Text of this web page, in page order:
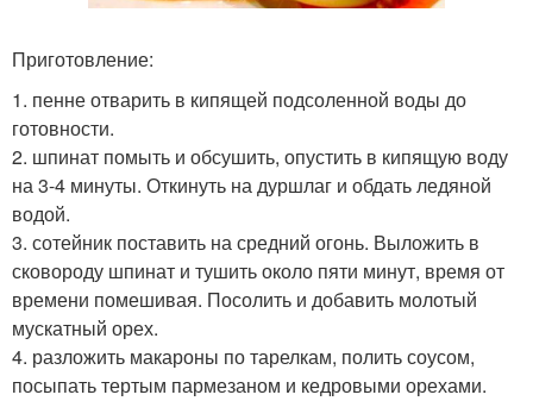
Приготовление:
1. пенне отварить в кипящей подсоленной воды до
готовности.
2. шпинат помыть и обсушить, опустить в кипящую воду
на 3-4 минуты. Откинуть на дуршлаг и обдать ледяной
водой.
3. сотейник поставить на средний огонь. Выложить в
сковороду шпинат и тушить около пяти минут, время от
времени помешивая. Посолить и добавить молотый
мускатный орех.
4. разложить макароны по тарелкам, полить соусом,
посыпать тертым пармезаном и кедровыми орехами.